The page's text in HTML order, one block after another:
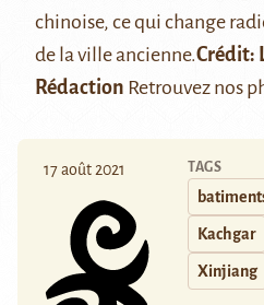
chinoise, ce qui change
de la ville ancienne.Crédit:
Rédaction Retrouvez nos
17 août 2021 TAGS
Kachgar
Xinjiang